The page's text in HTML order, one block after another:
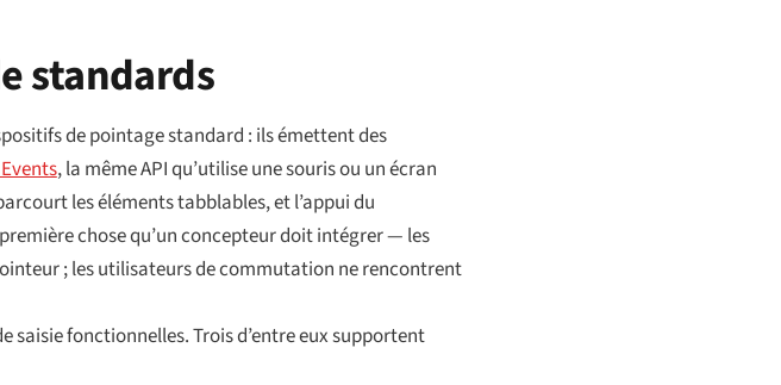
standards
de pointage standard : ils émettent des
, la même API qu’utilise une souris ou un écran
les éléments tabblables, et l’appui du
chose qu’un concepteur doit intégrer — les
; les utilisateurs de commutation ne rencontrent
saisie fonctionnelles. Trois d’entre eux supportent